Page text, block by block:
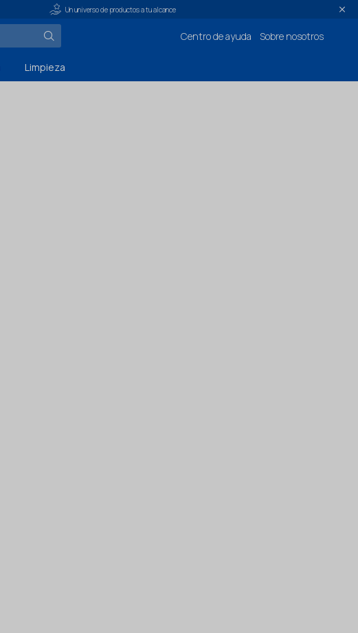
Un universo de productos a tu alcance
Centro de ayuda Sobre nosotros
Limpieza